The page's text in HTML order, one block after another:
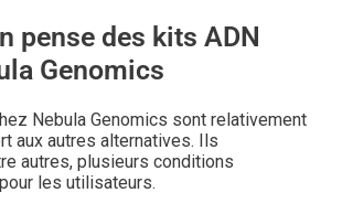
pense des kits ADN
Genomics
Nebula Genomics sont relativement
aux autres alternatives. Ils
autres, plusieurs conditions
les utilisateurs.